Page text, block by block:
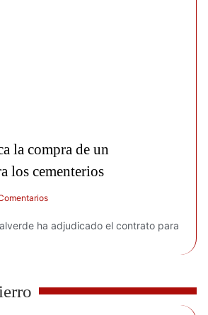
la compra de un
los cementerios
ha adjudicado el contrato para